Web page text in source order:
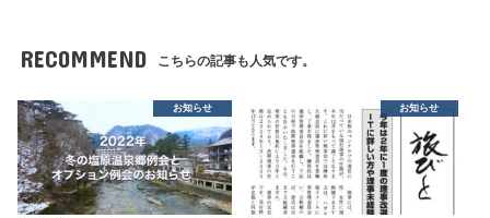
RECOMMEND こちらの記事も人気です。
お知らせ お知らせ